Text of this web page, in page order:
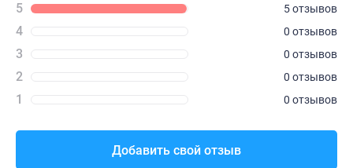
5 5 отзывов
4 0 отзывов
3 0 отзывов
2 0 отзывов
1 0 отзывов
Добавить свой отзыв